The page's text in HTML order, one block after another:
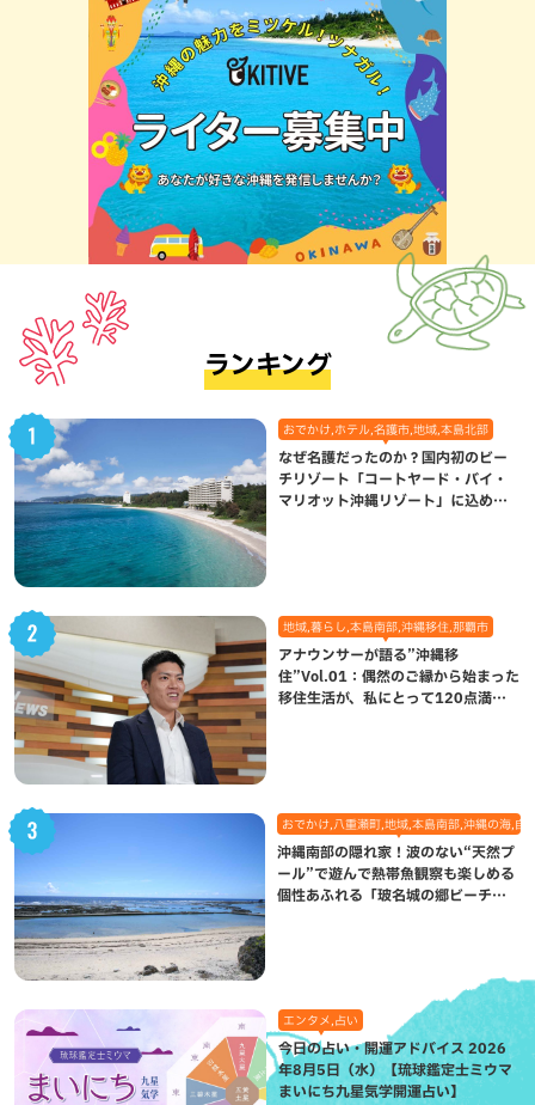
ランキング
おでかけ,ホテル,名護市,地域,本島北部
なぜ名護だったのか？国内初のビー
チリゾート「コートヤード・バイ・
マリオット沖縄リゾート」に込めら
地域,暮らし,本島南部,沖縄移住,那覇市
アナウンサーが語る”沖縄移
住”Vol.01：偶然のご縁から始まった
移住生活が、私にとって120点満点
おでかけ,八重瀬町,地域,本島南部,沖縄の海,自
沖縄南部の隠れ家！波のない“天然プ
ール”で遊んで熱帯魚観察も楽しめる
個性あふれる「玻名城の郷ビーチ」
エンタメ,占い
今日の占い・開運アドバイス 2026
年8月5日（水）【琉球鑑定士ミウマ
まいにち九星気学開運占い】